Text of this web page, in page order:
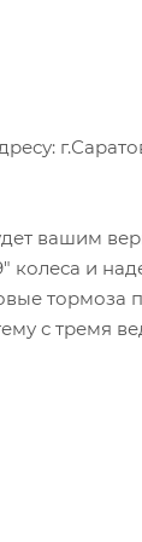
вашим
колеса и
тормоза
с тремя